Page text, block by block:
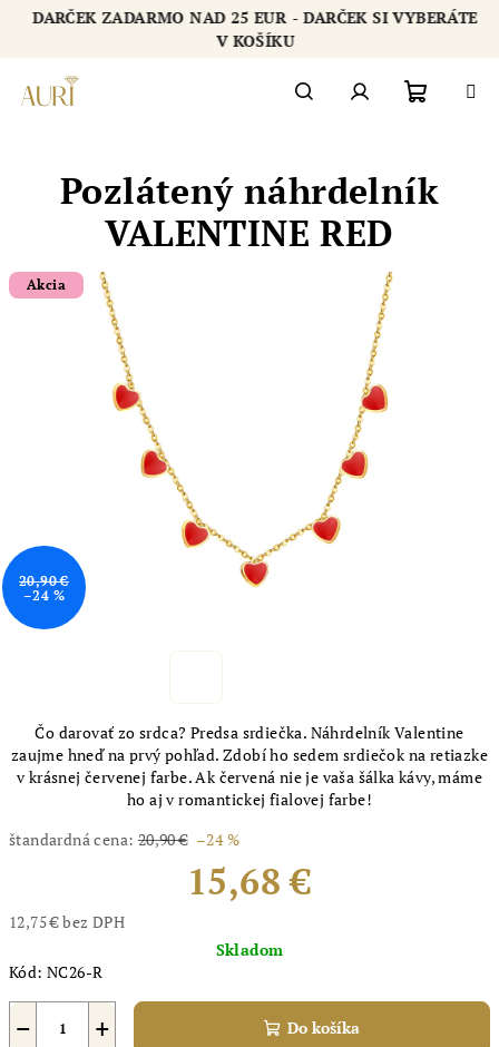
PrejsťDARČEK ZADARMO NAD 25 EUR - DARČEK SI VYBERÁTE
V KOŠÍKU
košík
Čo darovať zo srdca? Predsa srdiečka. Náhrdelník Valentine
zaujme hneď na prvý pohľad. Zdobí ho sedem srdiečok na retiazke
v krásnej červenej farbe. Ak červená nie je vaša šálka kávy, máme
ho aj v romantickej fialovej farbe!
štandardná cena: 20,90 € –24 %
15,68 €
12,75 € bez DPH
cena:
Skladom
Kód: NC26-R
+
− Do košíka
Pozlátený náhrdelník
VALENTINE RED
Akcia
20,90 €
–24 %
Chatbot šperkovnice AURI